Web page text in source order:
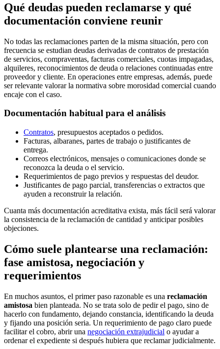
Qué deudas pueden reclamarse y qué
documentación conviene reunir
No todas las reclamaciones parten de la misma situación, pero con
frecuencia se estudian deudas derivadas de contratos de prestación
de servicios, compraventas, facturas comerciales, cuotas impagadas,
alquileres, reconocimientos de deuda o relaciones continuadas entre
proveedor y cliente. En operaciones entre empresas, además, puede
ser relevante valorar la normativa sobre morosidad comercial cuando
encaje con el caso.
Documentación habitual para el análisis
Contratos, presupuestos aceptados o pedidos.
Facturas, albaranes, partes de trabajo o justificantes de
entrega.
Correos electrónicos, mensajes o comunicaciones donde se
reconozca la deuda o el servicio.
Requerimientos de pago previos y respuestas del deudor.
Justificantes de pago parcial, transferencias o extractos que
ayuden a reconstruir la relación.
Cuanta más documentación acreditativa exista, más fácil será valorar
la consistencia de la reclamación de cantidad y anticipar posibles
objeciones.
Cómo suele plantearse una reclamación:
fase amistosa, negociación y
requerimientos
En muchos asuntos, el primer paso razonable es una reclamación
amistosa bien planteada. No se trata solo de pedir el pago, sino de
hacerlo con fundamento, dejando constancia, identificando la deuda
y fijando una posición seria. Un requerimiento de pago claro puede
facilitar el cobro, abrir una negociación extrajudicial o ayudar a
ordenar el expediente si después hubiera que reclamar judicialmente.